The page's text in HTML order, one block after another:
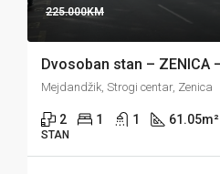
225.000KM
Mejdandžik, Strogi centar, Zenica
2 1 1 61.05m²
STAN